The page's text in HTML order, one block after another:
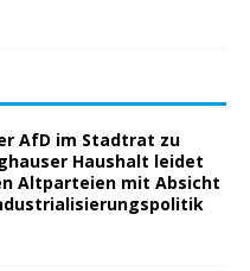
AfD im Stadtrat zu
Haushalt leidet
Altparteien mit Absicht